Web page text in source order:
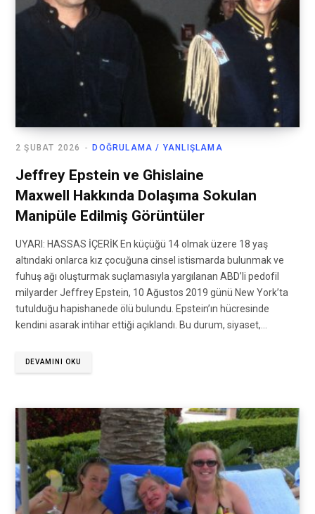
DOĞRULAMA / YANLIŞLAMA
2 ŞUBAT 2026
Jeffrey Epstein ve Ghislaine
Maxwell Hakkında Dolaşıma Sokulan
Manipüle Edilmiş Görüntüler
UYARI: HASSAS İÇERİK En küçüğü 14 olmak üzere 18 yaş
altındaki onlarca kız çocuğuna cinsel istismarda bulunmak ve
fuhuş ağı oluşturmak suçlamasıyla yargılanan ABD’li pedofil
milyarder Jeffrey Epstein, 10 Ağustos 2019 günü New York’ta
tutulduğu hapishanede ölü bulundu. Epstein’ın hücresinde
kendini asarak intihar ettiği açıklandı. Bu durum, siyaset,…
DEVAMINI OKU